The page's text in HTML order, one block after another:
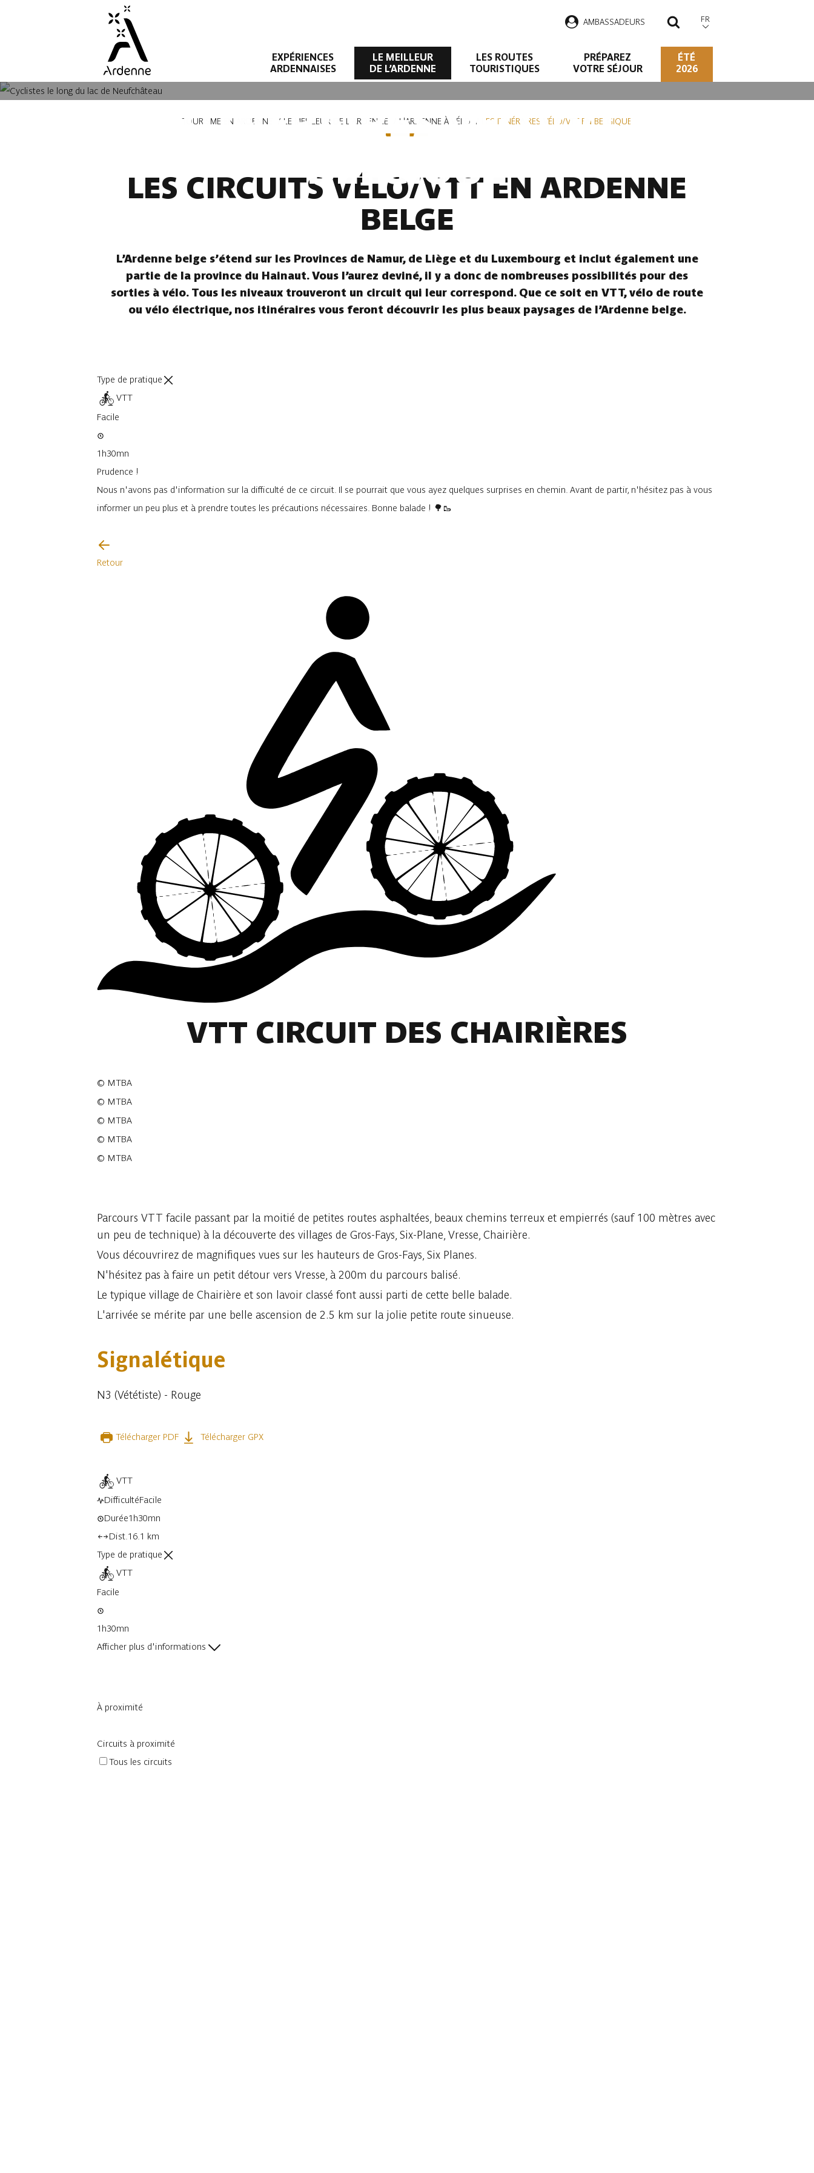
AMBASSADEURS RECHERCHER
FR
EXPÉRIENCES
ARDENNAISES
LE MEILLEUR
DE L’ARDENNE
LES ROUTES
TOURISTIQUES
PRÉPAREZ
VOTRE SÉJOUR
ÉTÉ
2026
LES ITINÉRAIRES VÉLO/VTT EN
BELGIQUE
TOURISME EN ARDENNE LE MEILLEUR DE L'ARDENNE L'ARDENNE À VÉLO LES ITINÉRAIRES VÉLO/VTT EN BELGIQUE
LES CIRCUITS VÉLO/VTT EN ARDENNE
BELGE
L’Ardenne belge s’étend sur les Provinces de Namur, de Liège et du Luxembourg et inclut également une
partie de la province du Hainaut. Vous l’aurez deviné, il y a donc de nombreuses possibilités pour des
sorties à vélo. Tous les niveaux trouveront un circuit qui leur correspond. Que ce soit en VTT, vélo de route
ou vélo électrique, nos itinéraires vous feront découvrir les plus beaux paysages de l’Ardenne belge.
Type de pratique
VTT
Facile
1h30mn
Prudence !
Nous n'avons pas d'information sur la difficulté de ce circuit. Il se pourrait que vous ayez quelques surprises en chemin. Avant de partir, n'hésitez pas à vous
informer un peu plus et à prendre toutes les précautions nécessaires. Bonne balade ! 🌳🥾
Retour
VTT CIRCUIT DES CHAIRIÈRES
© MTBA
© MTBA
© MTBA
© MTBA
© MTBA
Parcours VTT facile passant par la moitié de petites routes asphaltées, beaux chemins terreux et empierrés (sauf 100 mètres avec
un peu de technique) à la découverte des villages de Gros-Fays, Six-Plane, Vresse, Chairière.
Vous découvrirez de magnifiques vues sur les hauteurs de Gros-Fays, Six Planes.
N'hésitez pas à faire un petit détour vers Vresse, à 200m du parcours balisé.
Le typique village de Chairière et son lavoir classé font aussi parti de cette belle balade.
L'arrivée se mérite par une belle ascension de 2.5 km sur la jolie petite route sinueuse.
Signalétique
N3 (Vététiste) - Rouge
Télécharger PDF Télécharger GPX
VTT
DifficultéFacile
Durée1h30mn
Dist.16.1 km
Type de pratique
VTT
Facile
1h30mn
Afficher plus d'informations
À proximité
Circuits à proximité
Tous les circuits